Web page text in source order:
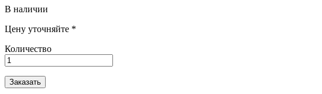
В наличии
Цену уточняйте *
Количество
Заказать